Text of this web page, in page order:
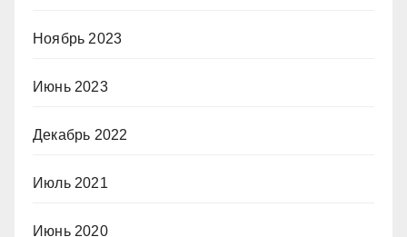
Ноябрь 2023
Июнь 2023
Декабрь 2022
Июль 2021
Июнь 2020